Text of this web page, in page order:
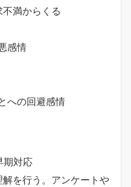
満からくる
感情
への回避感情
期対応
を行う。アンケートや